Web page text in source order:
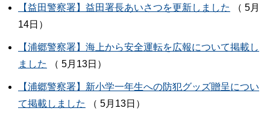
【益田警察署】益田署長あいさつを更新しました
（ 5月
14日）
【浦郷警察署】海上から安全運転を広報について掲載し
ました
（ 5月13日）
【浦郷警察署】新小学一年生への防犯グッズ贈呈につい
て掲載しました
（ 5月13日）